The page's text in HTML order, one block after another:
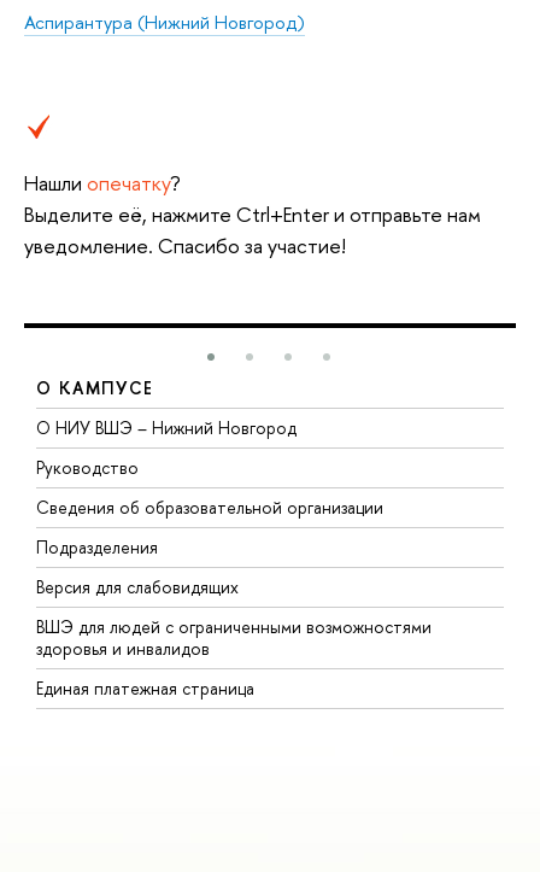
Аспирантура (Нижний Новгород)
Нашли опечатку?
Выделите её, нажмите Ctrl+Enter и отправьте нам
уведомление. Спасибо за участие!
О КАМПУСЕ
О НИУ ВШЭ – Нижний Новгород
Руководство
Сведения об образовательной организации
Подразделения
Версия для слабовидящих
ВШЭ для людей с ограниченными возможностями
здоровья и инвалидов
Единая платежная страница